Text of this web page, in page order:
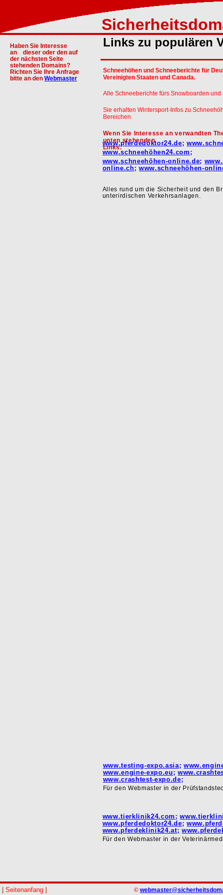
©
www.pferdedoktor24.de;
www.schneehöhen24.com ;
www.schneehöhen-online.de;
online.ch;www.schneehöhen-
Alles rund um die Sicherheit und den
unterirdischen Verkehrsanlagen.
Links zu populären
Schneehöhen und Schneeberichte für
Vereinigten Staaten und Canada.
Alle Schneeberichte fürs Snowboarden und
Sie erhalten Wintersport-Infos zu
Bereichen.
Wenn Sie Interesse an verwandten
unten stehenden
Links.
Seitenanfang
Haben Sie Interesse
an
dieser oder den auf
der nächsten Seite
stehenden Domains?
Richten Sie Ihre Anfrage
bitte an den Webmaster
www.testing-expo.asia;
www.engine-expo.eu ;
www.crashtest-expo.de;
Für den Webmaster in der
www.tierklinik24.com ;
www.pferdedoktor24.de;
www.pferdeklinik24.at;
Für den Webmaster in der